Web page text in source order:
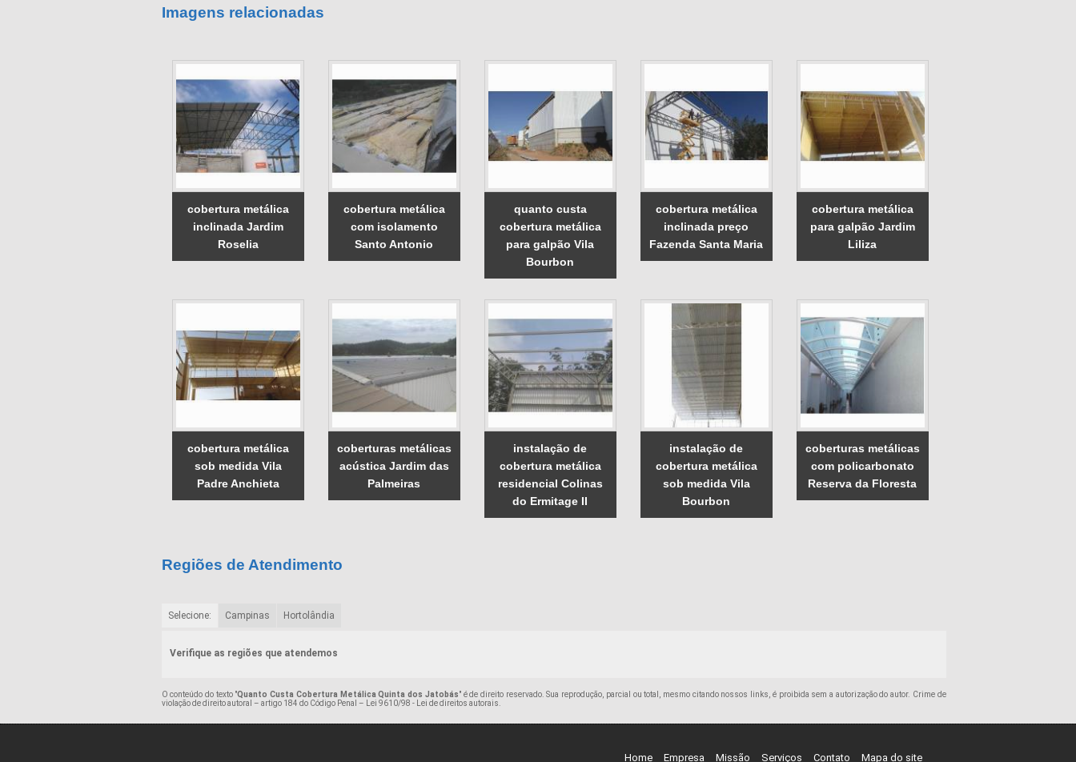
Imagens relacionadas
cobertura metálica
inclinada Jardim
Roselia
cobertura metálica
com isolamento
Santo Antonio
quanto custa
cobertura metálica
para galpão Vila
Bourbon
cobertura metálica
inclinada preço
Fazenda Santa Maria
cobertura metálica
para galpão Jardim
Liliza
cobertura metálica
sob medida Vila
Padre Anchieta
coberturas metálicas
acústica Jardim das
Palmeiras
instalação de
cobertura metálica
residencial Colinas
do Ermitage II
instalação de
cobertura metálica
sob medida Vila
Bourbon
coberturas metálicas
com policarbonato
Reserva da Floresta
Regiões de Atendimento
Selecione: Campinas Hortolândia
Verifique as regiões que atendemos
O conteúdo do texto "Quanto Custa Cobertura Metálica Quinta dos Jatobás" é de direito reservado. Sua reprodução, parcial ou total, mesmo citando nossos links, é proibida sem a autorização do autor. Crime de
violação de direito autoral – artigo 184 do Código Penal – Lei 9610/98 - Lei de direitos autorais.
Home Empresa Missão Serviços Contato Mapa do site